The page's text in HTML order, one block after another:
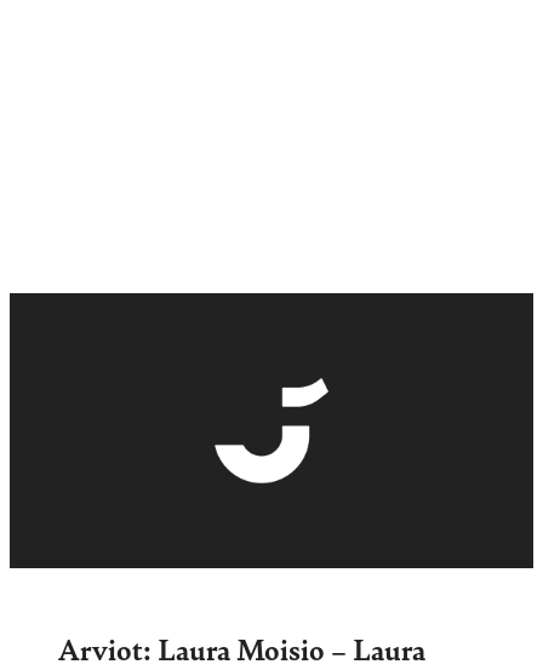
Arviot: Laura Moisio – Laura